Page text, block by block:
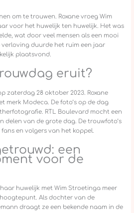
om te trouwen. Roxane vroeg Wim
voor het huwelijk ten huwelijk. Het was
wat door veel mensen als een mooi
duurde het ruim een jaar
plaatsvond.
eruit?
zaterdag 28 oktober 2023. Roxane
merk Modeca. De foto’s op de dag
RTL Boulevard mocht een
delen van de grote dag. De trouwfoto’s
en volgers van het koppel.
een
voor de
huwelijk met Wim Stroetinga meer
Als dochter van de
draagt ze een bekende naam in de